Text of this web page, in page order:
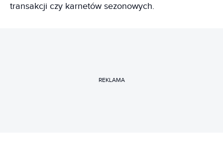
transakcji czy karnetów sezonowych.
REKLAMA